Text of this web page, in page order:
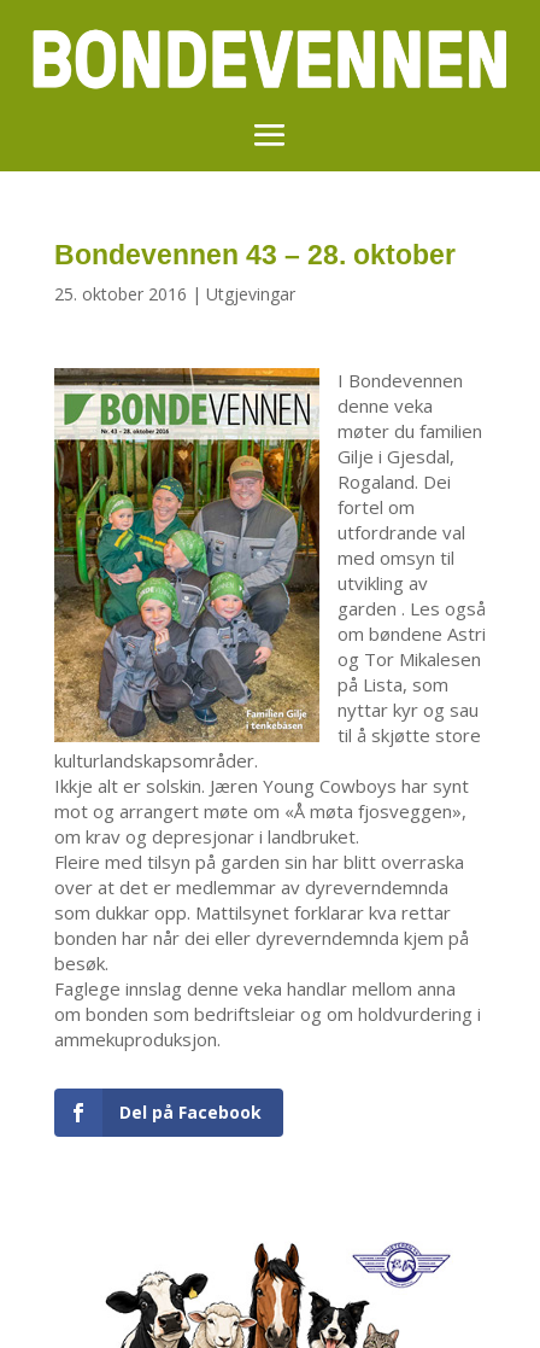
Bondevennen 43 – 28. oktober
25. oktober 2016 | Utgjevingar
I Bondevennen
denne veka
møter du familien
Gilje i Gjesdal,
Rogaland. Dei
fortel om
utfordrande val
med omsyn til
utvikling av
garden . Les også
om bøndene Astri
og Tor Mikalesen
på Lista, som
nyttar kyr og sau
til å skjøtte store
kulturlandskapsområder.
Ikkje alt er solskin. Jæren Young Cowboys har synt
mot og arrangert møte om «Å møta fjosveggen»,
om krav og depresjonar i landbruket.
Fleire med tilsyn på garden sin har blitt overraska
over at det er medlemmar av dyreverndemnda
som dukkar opp. Mattilsynet forklarar kva rettar
bonden har når dei eller dyreverndemnda kjem på
besøk.
Faglege innslag denne veka handlar mellom anna
om bonden som bedriftsleiar og om holdvurdering i
ammekuproduksjon.
Del på Facebook